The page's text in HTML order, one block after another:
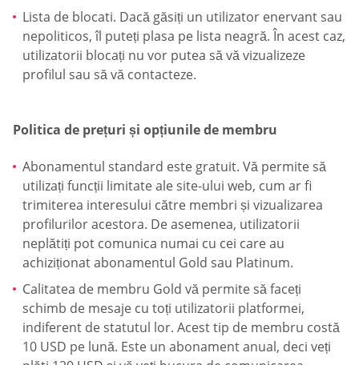
Lista de blocati. Dacă găsiți un utilizator enervant sau
nepoliticos, îl puteți plasa pe lista neagră. În acest caz,
utilizatorii blocați nu vor putea să vă vizualizeze
profilul sau să vă contacteze.
Politica de prețuri și opțiunile de membru
Abonamentul standard este gratuit. Vă permite să
utilizați funcții limitate ale site-ului web, cum ar fi
trimiterea interesului către membri și vizualizarea
profilurilor acestora. De asemenea, utilizatorii
neplătiți pot comunica numai cu cei care au
achiziționat abonamentul Gold sau Platinum.
Calitatea de membru Gold vă permite să faceți
schimb de mesaje cu toți utilizatorii platformei,
indiferent de statutul lor. Acest tip de membru costă
10 USD pe lună. Este un abonament anual, deci veți